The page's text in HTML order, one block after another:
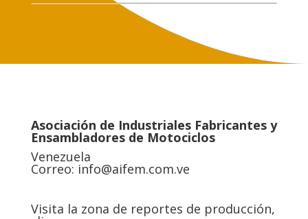
Asociación de Industriales Fabricantes y
Ensambladores de Motociclos
Venezuela
Correo: info@aifem.com.ve
Visita la zona de reportes de producción,